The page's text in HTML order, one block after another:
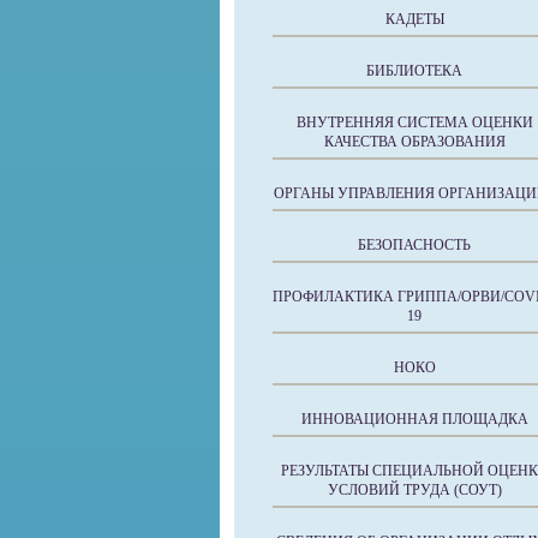
КАДЕТЫ
БИБЛИОТЕКА
ВНУТРЕННЯЯ СИСТЕМА ОЦЕНКИ
КАЧЕСТВА ОБРАЗОВАНИЯ
ОРГАНЫ УПРАВЛЕНИЯ
БЕЗОПАСНОСТЬ
ПРОФИЛАКТИКА ГРИППА/ОРВИ/
19
НОКО
ИННОВАЦИОННАЯ ПЛОЩАДКА
РЕЗУЛЬТАТЫ СПЕЦИАЛЬНОЙ
УСЛОВИЙ ТРУДА (СОУТ)